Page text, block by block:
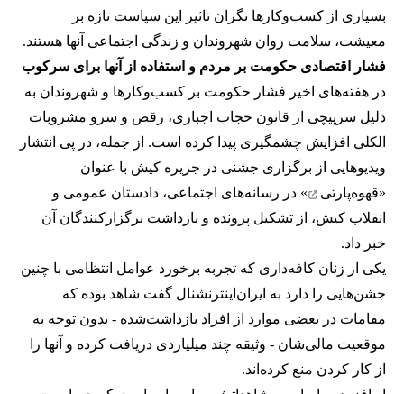
بسیاری از کسب‌وکارها نگران تاثیر این سیاست‌ تازه بر
معیشت، سلامت روان شهروندان و زندگی اجتماعی آنها هستند.
فشار اقتصادی حکومت بر مردم و استفاده از آنها برای سرکوب
در هفته‌های اخیر فشار حکومت بر کسب‌وکارها و شهروندان به
دلیل سرپیچی از قانون حجاب اجباری، رقص و سرو مشروبات
الکلی افزایش چشمگیری پیدا کرده است. از جمله، در پی انتشار
ویدیوهایی از برگزاری جشنی در جزیره کیش با عنوان
«قهوه‌پارتی
» در رسانه‌های اجتماعی، دادستان عمومی و
انقلاب کیش، از تشکیل پرونده و بازداشت برگزارکنندگان آن
خبر داد.
یکی از زنان کافه‌داری که تجربه برخورد عوامل انتظامی با چنین
جشن‌هایی را دارد به ایران‌اینترنشنال گفت شاهد بوده که
مقامات در بعضی موارد از افراد بازداشت‌‌شده - بدون توجه به
موقعیت مالی‌شان - وثیقه چند میلیاردی دریافت کرده و آنها را
از کار کردن منع کرده‌اند.